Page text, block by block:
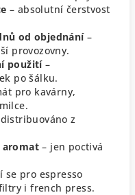
– absolutní čerstvost
od objednání–
provozovny.
použití–
po šálku.
pro kavárny,
z
aromat – jen poctivá
se pro espresso
i french press.